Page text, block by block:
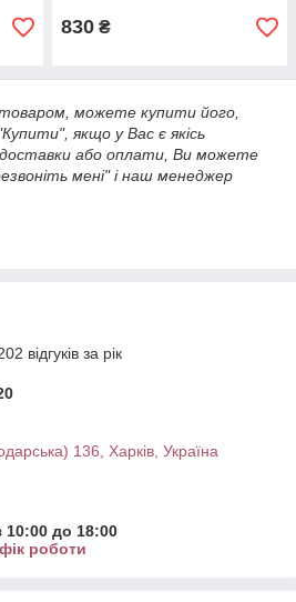
830 ₴
можете купити його,
якщо у Вас є якісь
або оплати, Ви можете
мені" і наш менеджер
відгуків за рік
136, Харків, Україна
10:00 до 18:00
роботи